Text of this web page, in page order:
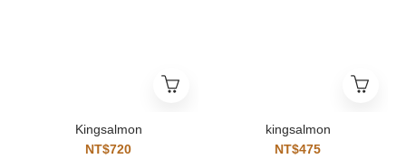
Kingsalmon
NT$720
kingsalmon
NT$475